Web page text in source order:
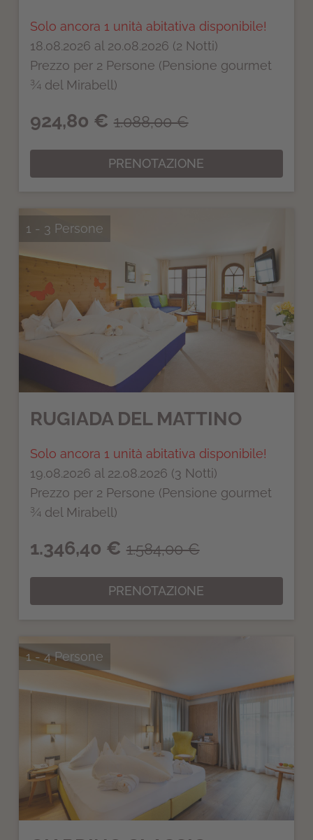
Solo ancora 1 unità abitativa disponibile!
18.08.2026 al 20.08.2026 (2 Notti)
Prezzo per 2 Persone (Pensione gourmet
¾ del Mirabell)
924,80 € 1.088,00 €
PRENOTAZIONE
1 - 3 Persone
RUGIADA DEL MATTINO
Solo ancora 1 unità abitativa disponibile!
19.08.2026 al 22.08.2026 (3 Notti)
Prezzo per 2 Persone (Pensione gourmet
¾ del Mirabell)
1.346,40 € 1.584,00 €
PRENOTAZIONE
1 - 4 Persone